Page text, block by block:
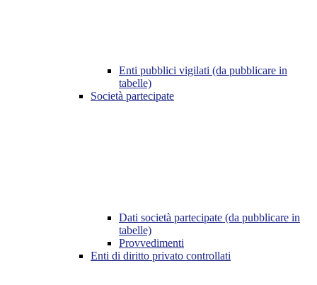
Enti pubblici vigilati (da pubblicare in
tabelle)
Società partecipate
Dati società partecipate (da pubblicare in
tabelle)
Provvedimenti
Enti di diritto privato controllati